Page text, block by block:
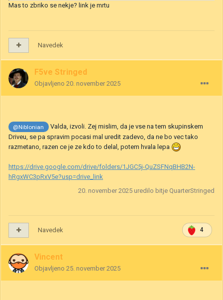
Mas to zbriko se nekje? link je mrtu
Navedek
F5ve Stringed
Objavljeno 20. november 2025
@Niblonian
Valda, izvoli. Zej mislim, da je vse na tem skupinskem
Driveu, se pa spravim pocasi mal uredit zadevo, da ne bo vec tako
razmetano, razen ce je ze kdo to delal, potem hvala lepa
https://drive.google.com/drive/folders/1JGC5j-QuZSFNqBHB2N-
hRgxWC3pRxV5e?usp=drive_link
20. november 2025 uredilo bitje QuarterStringed
4
Navedek
Vincent
Objavljeno 25. november 2025